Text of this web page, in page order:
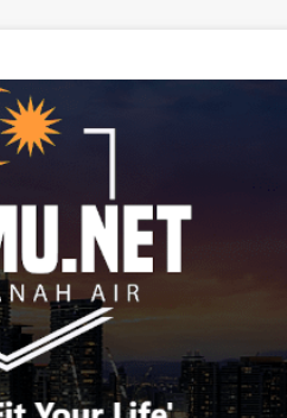
Generasi Muda